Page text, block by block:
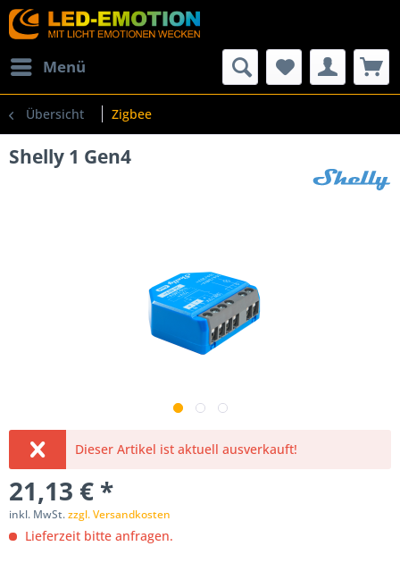
Menü
Übersicht Zigbee
Shelly 1 Gen4
Dieser Artikel ist aktuell ausverkauft!
21,13 € *
inkl. MwSt.zzgl. Versandkosten
Lieferzeit bitte anfragen.